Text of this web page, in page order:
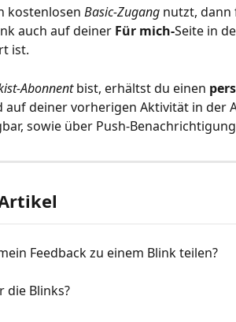
kostenlosen Basic-Zugang nutzt, dann
auch auf deiner Für mich-Seite in
ist.
Abonnent bist, erhältst du einen
auf deiner vorherigen Aktivität in der
sowie über Push-
Feedback zu einem Blink teilen?
die Blinks?